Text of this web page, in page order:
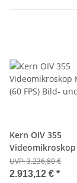
Kern OIV 355
Videomikroskop
(60 FPS) Bild- und
Videoaufnahme
UVP:3.236,80 €
2.913,12 € *